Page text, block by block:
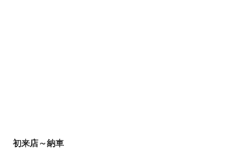
初来店～納車